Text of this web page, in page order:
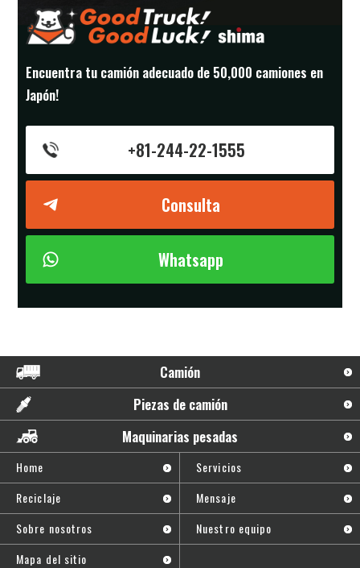
Encuentra tu camión adecuado de 50,000 camiones en
Japón!
+81-244-22-1555
Consulta
Whatsapp
Home
Servicios
Reciclaje
Mensaje
Sobre nosotros
Nuestro equipo
Mapa del sitio
Camión
Piezas de camión
Maquinarias pesadas